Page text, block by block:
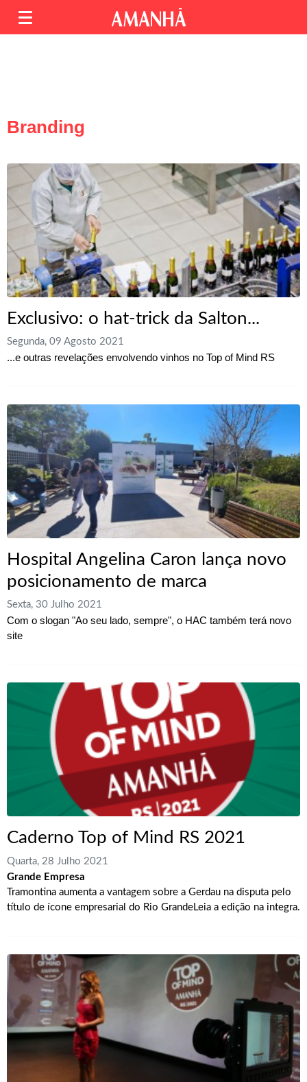
Branding
Exclusivo: o hat-trick da Salton...
Segunda, 09 Agosto 2021
...e outras revelações envolvendo vinhos no Top of Mind RS
Hospital Angelina Caron lança novo
posicionamento de marca
Sexta, 30 Julho 2021
Com o slogan "Ao seu lado, sempre", o HAC também terá novo
site
Caderno Top of Mind RS 2021
Quarta, 28 Julho 2021
Grande Empresa
Tramontina aumenta a vantagem sobre a Gerdau na disputa pelo
título de ícone empresarial do Rio Grande Leia a edição na integra.